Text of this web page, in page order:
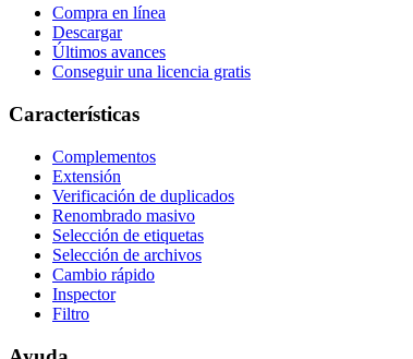
Compra en línea
Descargar
Últimos avances
Conseguir una licencia gratis
Características
Complementos
Extensión
Verificación de duplicados
Renombrado masivo
Selección de etiquetas
Selección de archivos
Cambio rápido
Inspector
Filtro